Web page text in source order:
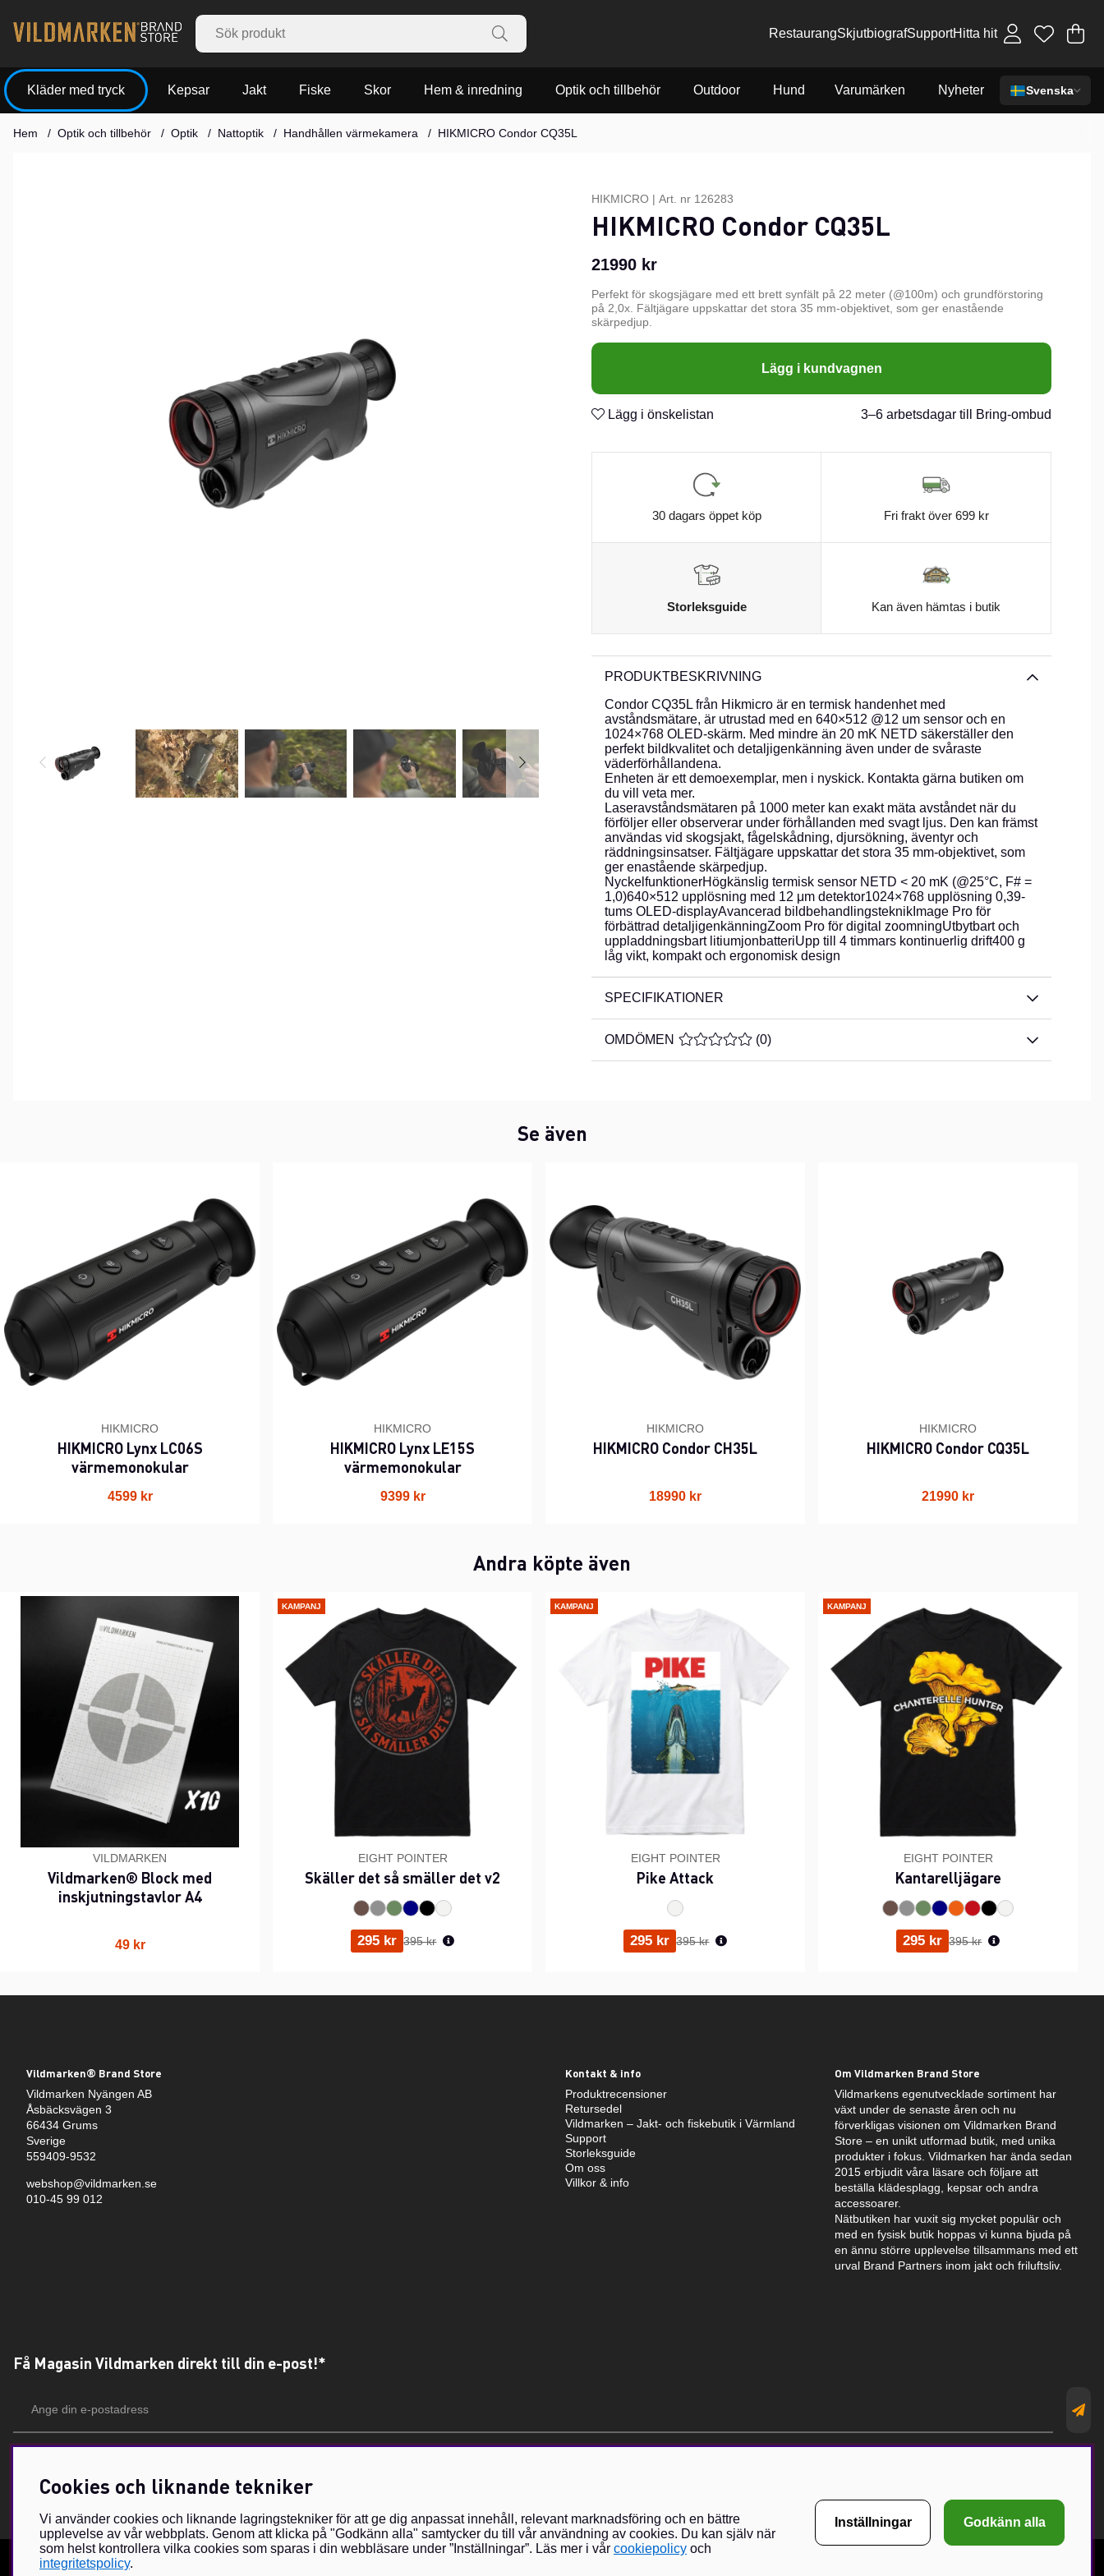
RestaurangSkjutbiografSupportHitta hit .
Kläder med tryck Kepsar Jakt Fiske Skor Hem & inredning Optik och tillbehör Outdoor Hund Varumärken Nyheter Svenska
Hem Optik och tillbehör Optik Nattoptik Handhållen värmekamera HIKMICRO Condor CQ35L
HIKMICRO | Art. nr 126283
HIKMICRO Condor CQ35L
21990 kr
Perfekt för skogsjägare med ett brett synfält på 22 meter (@100m) och grundförstoring
på 2,0x. Fältjägare uppskattar det stora 35 mm-objektivet, som ger enastående
skärpedjup.
Lägg i kundvagnen
Lägg i önskelistan 3–6 arbetsdagar till Bring-ombud
30 dagars öppet köp Fri frakt över 699 kr
Storleksguide Kan även hämtas i butik
PRODUKTBESKRIVNING
Condor CQ35L från Hikmicro är en termisk handenhet med
avståndsmätare, är utrustad med en 640×512 @12 um sensor och en
1024×768 OLED-skärm. Med mindre än 20 mK NETD säkerställer den
perfekt bildkvalitet och detaljigenkänning även under de svåraste
väderförhållandena.
Enheten är ett demoexemplar, men i nyskick. Kontakta gärna butiken om
du vill veta mer.
Laseravståndsmätaren på 1000 meter kan exakt mäta avståndet när du
förföljer eller observerar under förhållanden med svagt ljus. Den kan främst
användas vid skogsjakt, fågelskådning, djursökning, äventyr och
räddningsinsatser. Fältjägare uppskattar det stora 35 mm-objektivet, som
ger enastående skärpedjup.
NyckelfunktionerHögkänslig termisk sensor NETD < 20 mK (@25°C, F# =
1,0)640×512 upplösning med 12 μm detektor1024×768 upplösning 0,39-
tums OLED-displayAvancerad bildbehandlingsteknikImage Pro för
förbättrad detaljigenkänningZoom Pro för digital zoomningUtbytbart och
uppladdningsbart litiumjonbatteriUpp till 4 timmars kontinuerlig drift400 g
låg vikt, kompakt och ergonomisk design
SPECIFIKATIONER
OMDÖMEN MEDELBETYG 0 AV 5 ANTAL BETYG 0
(0)
Se även
HIKMICRO
HIKMICRO Lynx LC06S
värmemonokular
4599 kr
HIKMICRO
HIKMICRO Lynx LE15S
värmemonokular
9399 kr
HIKMICRO
HIKMICRO Condor CH35L
18990 kr
HIKMICRO
HIKMICRO Condor CQ35L
21990 kr
Andra köpte även
VILDMARKEN
Vildmarken® Block med
inskjutningstavlor A4
49 kr
KAMPANJ
EIGHT POINTER
Skäller det så smäller det v2
295 kr Ordinarie pris:
395 kr
KAMPANJ
EIGHT POINTER
Pike Attack
295 kr Ordinarie pris:
395 kr
KAMPANJ
EIGHT POINTER
Kantarelljägare
295 kr Ordinarie pris:
395 kr
Vildmarken® Brand Store
Vildmarken Nyängen AB
Åsbäcksvägen 3
66434 Grums
Sverige
559409-9532
webshop@vildmarken.se
010-45 99 012
Kontakt & info
Produktrecensioner
Retursedel
Vildmarken – Jakt- och fiskebutik i Värmland
Support
Storleksguide
Om oss
Villkor & info
Om Vildmarken Brand Store
Vildmarkens egenutvecklade sortiment har
växt under de senaste åren och nu
förverkligas visionen om Vildmarken Brand
Store – en unikt utformad butik, med unika
produkter i fokus. Vildmarken har ända sedan
2015 erbjudit våra läsare och följare att
beställa klädesplagg, kepsar och andra
accessoarer.
Nätbutiken har vuxit sig mycket populär och
med en fysisk butik hoppas vi kunna bjuda på
en ännu större upplevelse tillsammans med ett
urval Brand Partners inom jakt och friluftsliv.
Få Magasin Vildmarken direkt till din e-post!*
postadress
Cookies och liknande tekniker
Vi använder cookies och liknande lagringstekniker för att ge dig anpassat innehåll, relevant marknadsföring och en bättre
upplevelse av vår webbplats. Genom att klicka på "Godkänn alla" samtycker du till vår användning av cookies. Du kan själv när
som helst kontrollera vilka cookies som sparas i din webbläsare under ”Inställningar”. Läs mer i vår cookiepolicy och
integritetspolicy.
Inställningar Godkänn alla